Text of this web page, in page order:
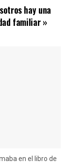
hay una
familiar »
en el libro de